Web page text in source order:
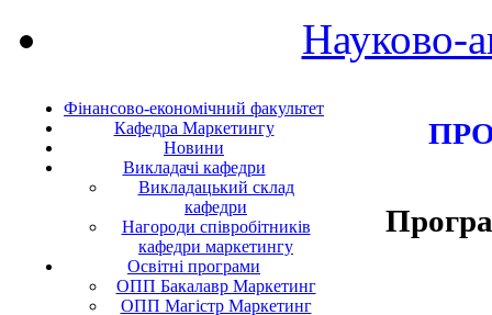
Науково-
Фінансово-економічний факультет
Кафедра Маркетингу
Новини
Викладачі кафедри
Викладацький склад
кафедри
Нагороди співробітників
кафедри маркетингу
Освітні програми
ОПП Бакалавр Маркетинг
ОПП Магістр Маркетинг